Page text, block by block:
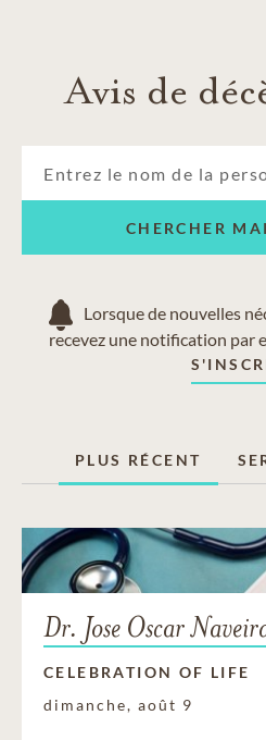
Avis de
CHERCHER
Lorsque de nouvelles
recevez une notification par
PLUS RÉCENT
Dr. Jose Oscar
CELEBRATION OF LIFE
dimanche, août 9